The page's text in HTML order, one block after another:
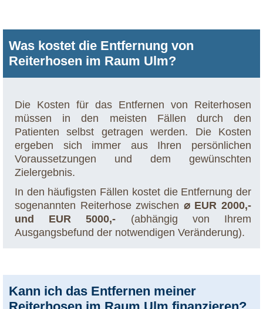
Was kostet die Entfernung von
Reiterhosen im Raum Ulm?
Die Kosten für das Entfernen von Reiterhosen
müssen in den meisten Fällen durch den
Patienten selbst getragen werden. Die Kosten
ergeben sich immer aus Ihren persönlichen
Voraussetzungen und dem gewünschten
Zielergebnis.
In den häufigsten Fällen kostet die Entfernung der
sogenannten Reiterhose zwischen ⌀ EUR 2000,-
und EUR 5000,- (abhängig von Ihrem
Ausgangsbefund der notwendigen Veränderung).
Kann ich das Entfernen meiner